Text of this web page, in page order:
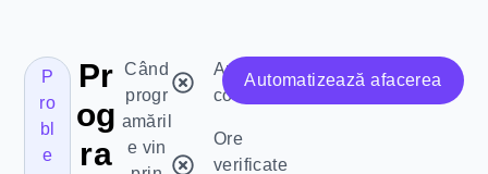
P
ro
bl
e
Pr
og
ra
Când
progr
amăril
e vin
Apeluri în
consultații
Ore
verificate
Automatizează afacerea